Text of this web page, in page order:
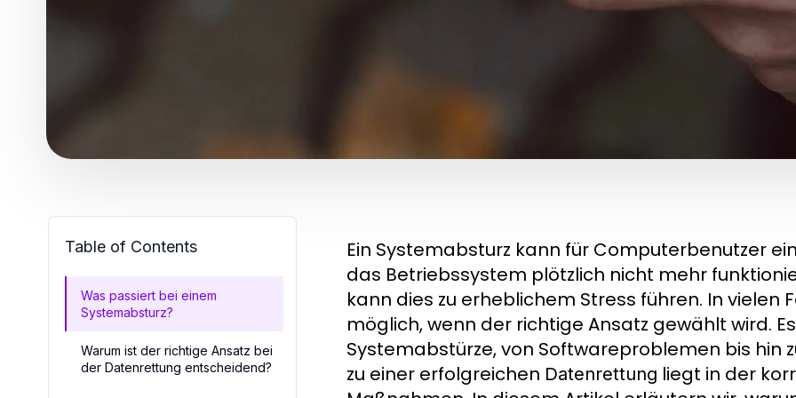
Table of Contents
Was passiert bei einem
Systemabsturz?
Warum ist der richtige Ansatz bei
der Datenrettung entscheidend?
Ein Systemabsturz kann für Computerbenutzer
das Betriebssystem plötzlich nicht mehr
kann dies zu erheblichem Stress führen. In vielen
möglich, wenn der richtige Ansatz gewählt wird.
Systemabstürze, von Softwareproblemen bis hin
zu einer erfolgreichen Datenrettung liegt in der